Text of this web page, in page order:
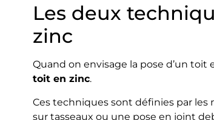
Les deux
zinc
Quand on envisage la pose d’un toit
toit en zinc.
Ces techniques sont définies par les
sur tasseaux ou une pose en joint